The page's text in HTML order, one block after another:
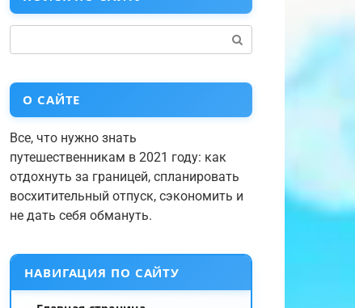
О САЙТЕ
Все, что нужно знать
путешественникам в 2021 году: как
отдохнуть за границей, спланировать
восхитительный отпуск, сэкономить и
не дать себя обмануть.
НАВИГАЦИЯ ПО САЙТУ